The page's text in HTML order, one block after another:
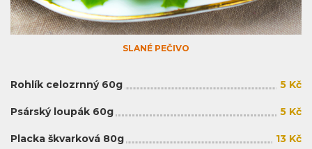
SLANÉ PEČIVO
Rohlík celozrnný 60g 5 Kč
Psárský loupák 60g 5 Kč
Placka škvarková 80g 13 Kč